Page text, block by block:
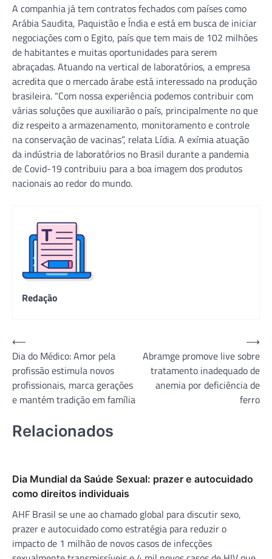
A companhia já tem contratos fechados com países como
Arábia Saudita, Paquistão e Índia e está em busca de iniciar
negociações com o Egito, país que tem mais de 102 milhões
de habitantes e muitas oportunidades para serem
abraçadas. Atuando na vertical de laboratórios, a empresa
acredita que o mercado árabe está interessado na produção
brasileira. “Com nossa experiência podemos contribuir com
várias soluções que auxiliarão o país, principalmente no que
diz respeito a armazenamento, monitoramento e controle
na conservação de vacinas”, relata Lídia. A exímia atuação
da indústria de laboratórios no Brasil durante a pandemia
de Covid-19 contribuiu para a boa imagem dos produtos
nacionais ao redor do mundo.
Redação
Navegação
de
Post
⟵
Dia do Médico: Amor pela
profissão estimula novos
profissionais, marca gerações
e mantém tradição em família
Abramge promove live sobre
tratamento inadequado de
anemia por deficiência de
ferro
⟶
Relacionados
Dia Mundial da Saúde Sexual: prazer e autocuidado
como direitos individuais
AHF Brasil se une ao chamado global para discutir sexo,
prazer e autocuidado como estratégia para reduzir o
impacto de 1 milhão de novos casos de infecções